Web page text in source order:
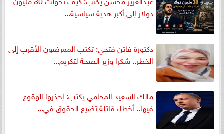
دولار إلى أكبر هدية سياسية...
دكتورة فاتن فتحي: تكتب الممرضون الأقرب إلى
الخطر.. شكرا وزير الصحة لتكريم...
مالك السعيد المحامي يكتب: إحذروا الوقوع
فيها.. أخطاء قاتلة تضيع الحقوق في...